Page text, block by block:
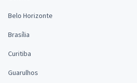
Belo Horizonte
Brasília
Curitiba
Guarulhos